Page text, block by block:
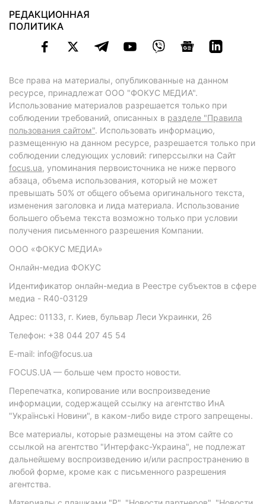
РЕДАКЦИОННАЯ
ПОЛИТИКА
Все права на материалы, опубликованные на данном
ресурсе, принадлежат ООО "ФОКУС МЕДИА".
Использование материалов разрешается только при
соблюдении требований, описанных в разделе "Правила
пользования сайтом". Использовать информацию,
размещенную на данном ресурсе, разрешается только при
соблюдении следующих условий: гиперссылки на Сайт
focus.ua, упоминания первоисточника не ниже первого
абзаца, объема использования, который не может
превышать 50% от общего объема оригинального текста,
изменения заголовка и лида материала. Использование
большего объема текста возможно только при условии
получения письменного разрешения Компании.
ООО «ФОКУС МЕДИА»
Онлайн-медиа ФОКУС
Идентификатор онлайн-медиа в Реестре субъектов в сфере
медиа - R40-03129
Адрес: 01133, г. Киев, бульвар Леси Украинки, 26
Телефон: +38 044 207 45 54
E-mail: info@focus.ua
FOCUS.UA — больше чем просто новости.
Перепечатка, копирование или воспроизведение
информации, содержащей ссылку на агентство ИнА
"Українські Новини", в каком-либо виде строго запрещены.
Все материалы, которые размещены на этом сайте со
ссылкой на агентство "Интерфакс-Украина", не подлежат
дальнейшему воспроизведению и/или распространению в
любой форме, кроме как с письменного разрешения
агентства.